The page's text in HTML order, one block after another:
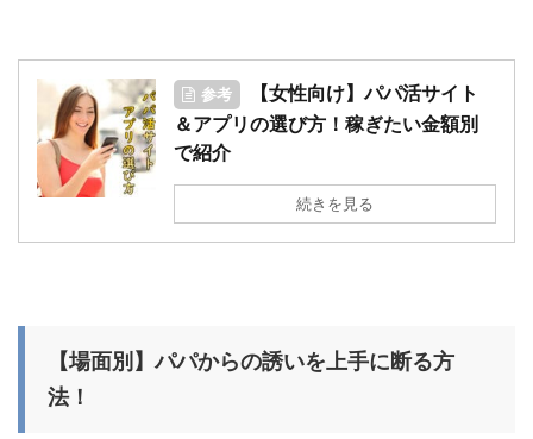
参考
【女性向け】パパ活サイト
＆アプリの選び方！稼ぎたい金額別
で紹介
続きを見る
【場面別】パパからの誘いを上手に断る方
法！